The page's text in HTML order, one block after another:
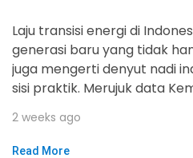
Laju transisi energi di
generasi baru yang tidak
juga mengerti denyut nadi
sisi praktik. Merujuk data
2 weeks ago
Read More